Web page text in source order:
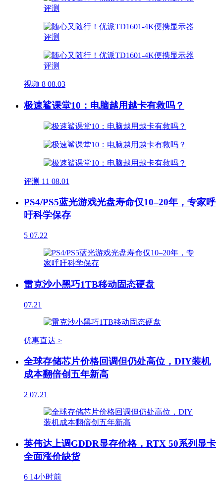
视频 8 08.03
极速鲨课堂10：电脑越用越卡有救吗？
评测 11 08.01
PS4/PS5蓝光游戏光盘寿命仅10–20年，专家呼
吁科学保存
5 07.22
雷克沙小黑巧1TB移动固态硬盘
07.21
优惠直达 >
全球存储芯片价格回调但仍处高位，DIY装机
成本翻倍创五年新高
2 07.21
英伟达上调GDDR显存价格，RTX 50系列显卡
全面涨价缺货
6 14小时前